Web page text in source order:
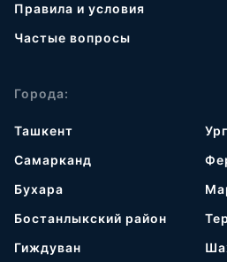
Правила и условия
Частые вопросы
Города:
Ташкент
Самарканд
Бухара
Бостанлыкский район
Гиждуван